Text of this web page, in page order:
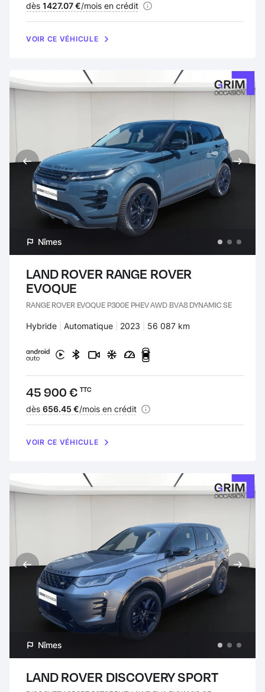
Financement :
dès 1427.07 €/mois en crédit
VOIR CE VÉHICULE
Nîmes
LAND ROVER RANGE ROVER
EVOQUE
RANGE ROVER EVOQUE P300E PHEV AWD BVA8 DYNAMIC SE
Carburant :
Hybride Transmission :
Automatique Années :
2023 Kilomètres :
56 087 km
Prix :
45 900 € TTC
Financement :
dès 656.45 €/mois en crédit
VOIR CE VÉHICULE
Nîmes
LAND ROVER DISCOVERY SPORT